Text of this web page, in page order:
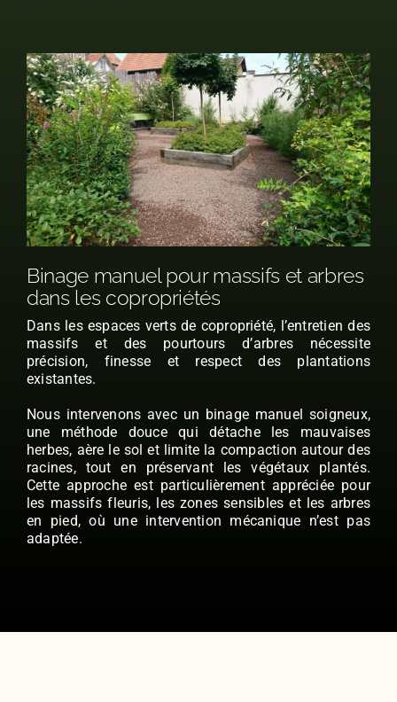
Binage manuel pour massifs et arbres
dans les copropriétés
Dans les espaces verts de copropriété, l’entretien des
massifs et des pourtours d’arbres nécessite
précision, finesse et respect des plantations
existantes.
Nous intervenons avec un binage manuel soigneux,
une méthode douce qui détache les mauvaises
herbes, aère le sol et limite la compaction autour des
racines, tout en préservant les végétaux plantés.
Cette approche est particulièrement appréciée pour
les massifs fleuris, les zones sensibles et les arbres
en pied, où une intervention mécanique n’est pas
adaptée.